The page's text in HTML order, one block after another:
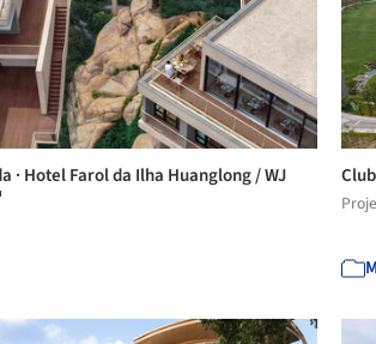
· Hotel Farol da Ilha Huanglong / WJ